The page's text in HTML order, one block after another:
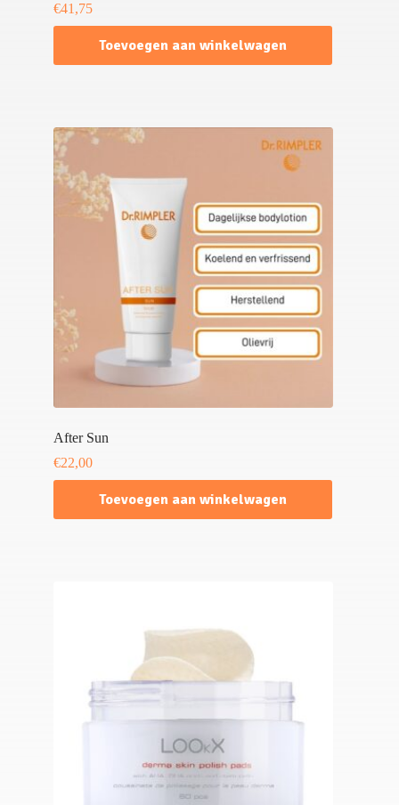
€41,75
Toevoegen aan winkelwagen
After Sun
€22,00
Toevoegen aan winkelwagen